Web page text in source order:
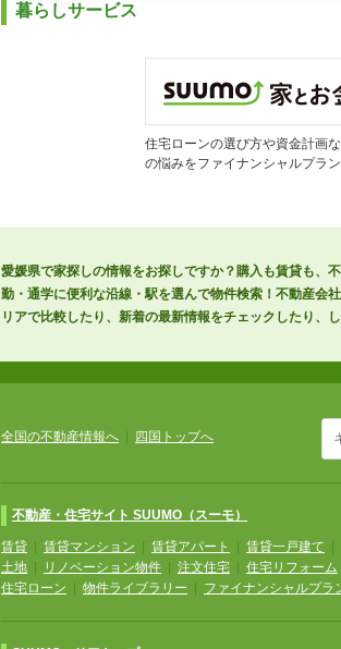
暮らしサービス
住宅ローンの選び方や資金計画
の悩みをファイナンシャルプラ
愛媛県で家探しの情報をお探しですか？購入も賃貸も、
勤・通学に便利な沿線・駅を選んで物件検索！不動産会
リアで比較したり、新着の最新情報をチェックしたり、
全国の不動産情報へ 四国トップへ
不動産・住宅サイト SUUMO（スーモ）
賃貸 賃貸マンション 賃貸アパート 賃貸一戸建て
土地
リノベーション物件 注文住宅 住宅リフォーム
住宅ローン
物件ライブラリー ファイナンシャルプラ